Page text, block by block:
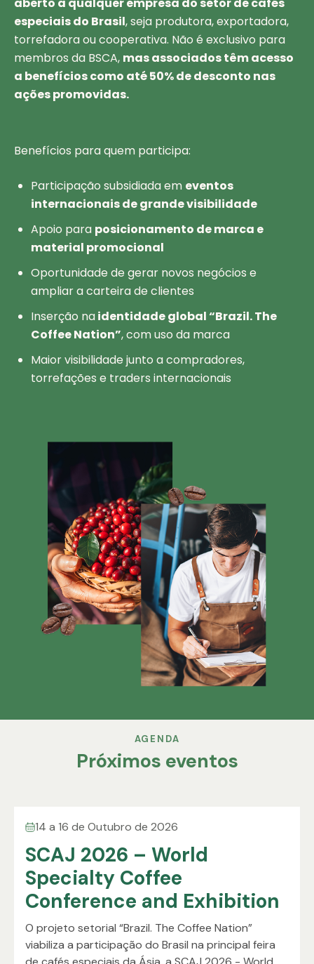
especiais do Brasil, seja produtora, exportadora,
torrefadora ou cooperativa. Não é exclusivo para
membros da BSCA, mas associados têm acesso
a benefícios como até 50% de desconto nas
ações promovidas.
Benefícios para quem participa:
Participação subsidiada em eventos
internacionais de grande visibilidade
Apoio para posicionamento de marca e
material promocional
Oportunidade de gerar novos negócios e
ampliar a carteira de clientes
Inserção naidentidade global “Brazil. The
Coffee Nation”, com uso da marca
Maior visibilidade junto a compradores,
torrefações e traders internacionais
AGENDA
Próximos eventos
14 a 16 de Outubro de 2026
SCAJ 2026 – World
Specialty Coffee
Conference and Exhibition
O projeto setorial “Brazil. The Coffee Nation”
viabiliza a participação do Brasil na principal feira